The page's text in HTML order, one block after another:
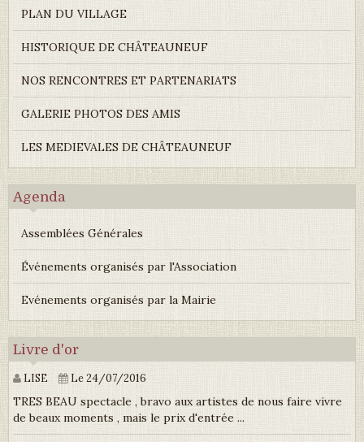
PLAN DU VILLAGE
HISTORIQUE DE CHÂTEAUNEUF
NOS RENCONTRES ET PARTENARIATS
GALERIE PHOTOS DES AMIS
LES MEDIEVALES DE CHÂTEAUNEUF
Agenda
Assemblées Générales
Événements organisés par l'Association
Evénements organisés par la Mairie
Livre d'or
LISE Le 24/07/2016
TRES BEAU spectacle , bravo aux artistes de nous faire vivre
de beaux moments , mais le prix d'entrée ...